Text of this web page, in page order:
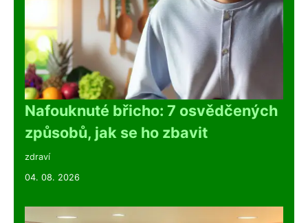
Nafouknuté břicho: 7 osvědčených
způsobů, jak se ho zbavit
zdraví
04. 08. 2026